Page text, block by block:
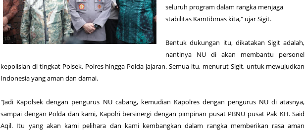
seluruh program dalam rangka menjaga
stabilitas Kamtibmas kita," ujar Sigit.
Bentuk dukungan itu, dikatakan Sigit adalah,
nantinya NU di akan membantu personel
kepolisian di tingkat Polsek, Polres hingga Polda jajaran. Semua itu, menurut Sigit, untuk mewujudkan
Indonesia yang aman dan damai.
"Jadi Kapolsek dengan pengurus NU cabang, kemudian Kapolres dengan pengurus NU di atasnya,
sampai dengan Polda dan kami, Kapolri bersinergi dengan pimpinan pusat PBNU pusat Pak KH. Said
Aqil. Itu yang akan kami pelihara dan kami kembangkan dalam rangka memberikan rasa aman